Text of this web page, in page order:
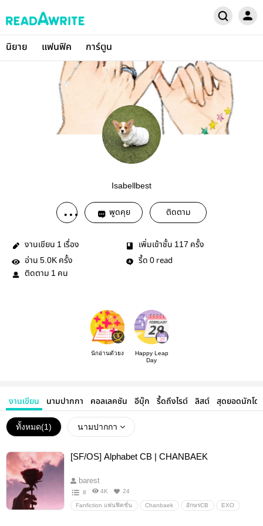
นิยาย แฟนฟิค การ์ตูน
Isabellbest
พูดคุย ติดตาม
งานเขียน 1 เรื่อง เพิ่มเข้าชั้น 117 ครั้ง
อ่าน 5.0K ครั้ง รี้ด 0 read
ติดตาม 1 คน
นักอ่านตัวยง
Happy Leap
Day
งานเขียน นามปากกา คอลเลคชัน อีบุ๊ก รี้ดถึงไรต์ ลิสต์ สุดยอดนักโด
ทั้งหมด(1) นามปากกา
[SF/OS] Alphabet CB | CHANBAEK
barest
8 4K 24
Fanfiction แฟนฟิคชั่น Chanbaek อักษรCB EXO